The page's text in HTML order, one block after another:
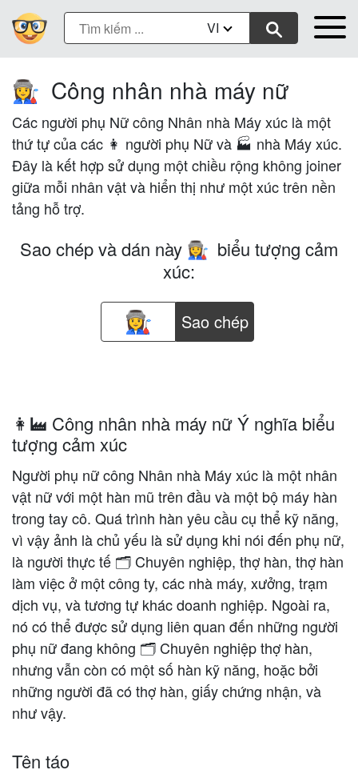
VI
👩‍🏭 Công nhân nhà máy nữ
Các người phụ Nữ công Nhân nhà Máy xúc là một
thứ tự của các 👩 người phụ Nữ và 🏭 nhà Máy xúc.
Đây là kết hợp sử dụng một chiều rộng không joiner
giữa mỗi nhân vật và hiển thị như một xúc trên nền
tảng hỗ trợ.
Sao chép và dán này 👩‍🏭 biểu tượng cảm
xúc:
Sao chép
👩‍🏭 Công nhân nhà máy nữ Ý nghĩa biểu
tượng cảm xúc
Người phụ nữ công Nhân nhà Máy xúc là một nhân
vật nữ với một hàn mũ trên đầu và một bộ máy hàn
trong tay cô. Quá trình hàn yêu cầu cụ thể kỹ năng,
vì vậy ảnh là chủ yếu là sử dụng khi nói đến phụ nữ,
là người thực tế 🗂 Chuyên nghiệp, thợ hàn, thợ hàn
làm việc ở một công ty, các nhà máy, xưởng, trạm
dịch vụ, và tương tự khác doanh nghiệp. Ngoài ra,
nó có thể được sử dụng liên quan đến những người
phụ nữ đang không 🗂 Chuyên nghiệp thợ hàn,
nhưng vẫn còn có một số hàn kỹ năng, hoặc bởi
những người đã có thợ hàn, giấy chứng nhận, và
như vậy.
Tên táo